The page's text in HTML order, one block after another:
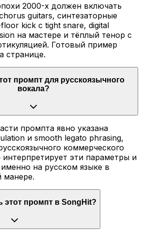
2000-х должен включать
guitars, синтезаторные
kick с tight snare, digital
на мастере и тёплый тенор с
Готовый пример
странице.
промпт для русскоязычного
вокала?
промпта явно указана
и smooth legato phrasing,
коммерческого
эти параметры и
на русском языке в
манере.
этот промпт в SongHit?